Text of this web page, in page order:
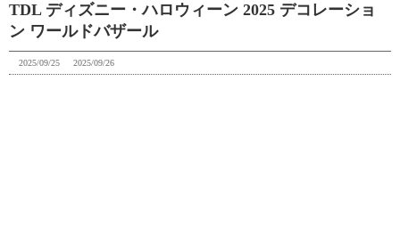
TDL ディズニー・ハロウィーン 2025 デコレーショ
ン ワールドバザール
2025/09/25 2025/09/26